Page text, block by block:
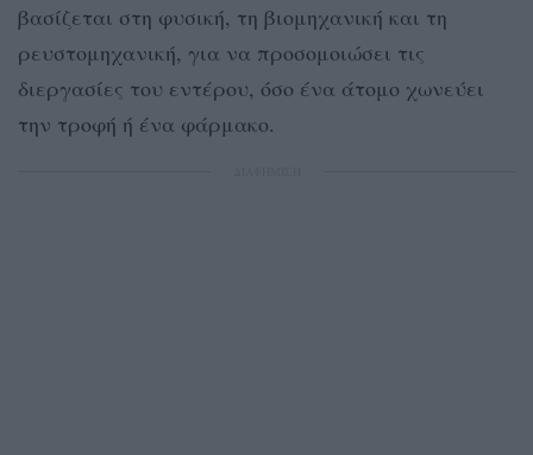
βασίζεται στη φυσική, τη βιομηχανική και τη
ρευστομηχανική, για να προσομοιώσει τις
διεργασίες του εντέρου, όσο ένα άτομο χωνεύει
την τροφή ή ένα φάρμακο.